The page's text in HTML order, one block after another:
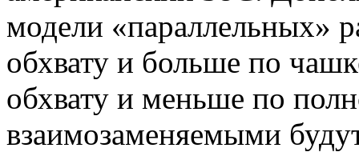
модели «параллельных»
обхвату и больше по
обхвату и меньше по
взаимозаменяемыми